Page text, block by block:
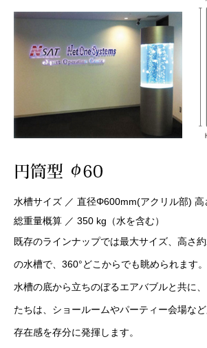
水槽サイズ ／ 直径Φ600mm(アクリル部) 高
総重量概算 ／ 350 kg（水を含む）
既存のラインナップでは最大サイズ、高さ
の水槽で、360°どこからでも眺められます。
水槽の底から立ちのぼるエアバブルと共に
たちは、ショールームやパーティー会場な
存在感を存分に発揮します。